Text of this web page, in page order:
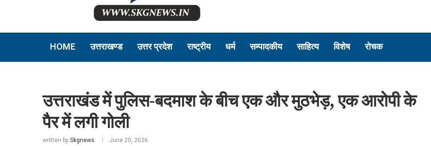
HOME उत्तराखण्ड उत्तर प्रदेश राष्ट्रीय धर्म सम्पादकीय साहित्य विशेष रोचक
उत्तराखंड में पुलिस-बदमाश के बीच एक और मुठभेड़, एक आरोपी के
पैर में लगी गोली
written by Skgnews June 20, 2026